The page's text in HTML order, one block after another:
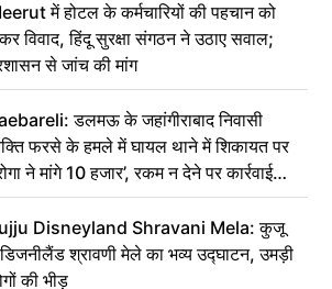
में होटल के कर्मचारियों की पहचान को
विवाद, हिंदू सुरक्षा संगठन ने उठाए सवाल;
से जांच की मांग
डलमऊ के जहांगीराबाद निवासी
फरसे के हमले में घायल थाने में शिकायत पर
ने मांगे 10 हजार’, रकम न देने पर कार्रवाई
Disneyland Shravani Mela: कुजू
श्रावणी मेले का भव्य उद्घाटन, उमड़ी
की भीड़